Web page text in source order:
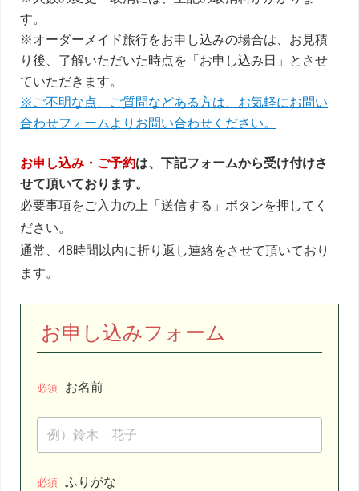
す。
※オーダーメイド旅行をお申し込みの場合は、お見積
り後、了解いただいた時点を「お申し込み日」とさせ
ていただきます。
※ご不明な点、ご質問などある方は、お気軽にお問い
合わせフォームよりお問い合わせください。
お申し込み・ご予約は、下記フォームから受け付けさ
せて頂いております。
必要事項をご入力の上「送信する」ボタンを押してく
ださい。
通常、48時間以内に折り返し連絡をさせて頂いており
ます。
お申し込みフォーム
必須 お名前
必須 ふりがな